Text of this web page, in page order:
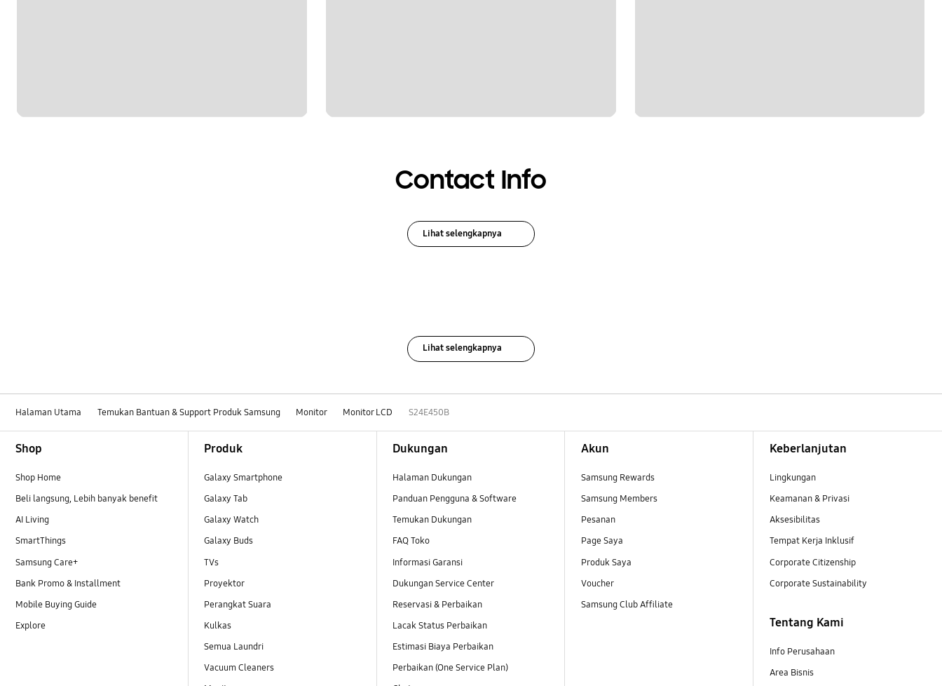
Contact Info
Lihat selengkapnya
Lihat selengkapnya
Halaman Utama Temukan Bantuan & Support Produk Samsung Monitor Monitor LCD S24E450B
Shop
Shop Home
Beli langsung, Lebih banyak benefit
AI Living
SmartThings
Samsung Care+
Bank Promo & Installment
Mobile Buying Guide
Explore
Produk
Galaxy Smartphone
Galaxy Tab
Galaxy Watch
Galaxy Buds
TVs
Proyektor
Perangkat Suara
Kulkas
Semua Laundri
Vacuum Cleaners
Dukungan
Halaman Dukungan
Panduan Pengguna & Software
Temukan Dukungan
FAQ Toko
Informasi Garansi
Dukungan Service Center
Reservasi & Perbaikan
Lacak Status Perbaikan
Estimasi Biaya Perbaikan
Perbaikan (One Service Plan)
Akun
Samsung Rewards
Samsung Members
Pesanan
Page Saya
Produk Saya
Voucher
Samsung Club Affiliate
Keberlanjutan
Lingkungan
Keamanan & Privasi
Aksesibilitas
Tempat Kerja Inklusif
Corporate Citizenship
Corporate Sustainability
Tentang Kami
Info Perusahaan
Area Bisnis